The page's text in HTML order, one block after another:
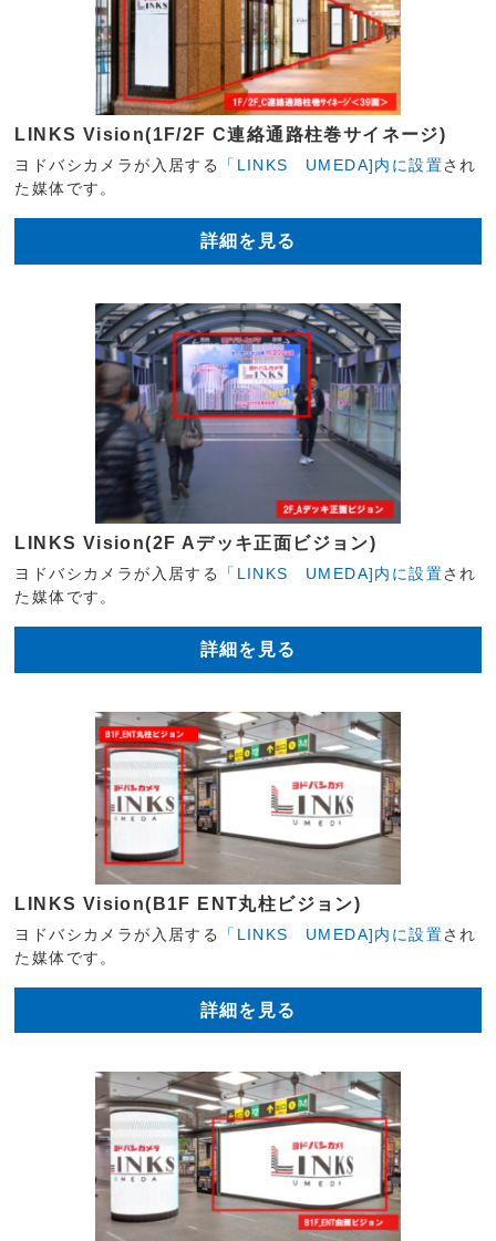
LINKS Vision(1F/2F C連絡通路柱巻サイネージ)
ヨドバシカメラが入居する 「LINKS UMEDA]内に設置され
た媒体です。
詳細を見る
LINKS Vision(2F Aデッキ正面ビジョン)
ヨドバシカメラが入居する 「LINKS UMEDA]内に設置され
た媒体です。
詳細を見る
LINKS Vision(B1F ENT丸柱ビジョン)
ヨドバシカメラが入居する 「LINKS UMEDA]内に設置され
た媒体です。
詳細を見る